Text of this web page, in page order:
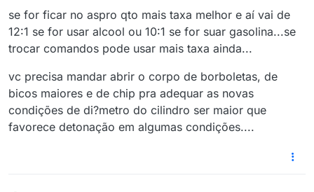
se for ficar no aspro qto mais taxa melhor e aí vai de
12:1 se for usar alcool ou 10:1 se for suar gasolina...se
trocar comandos pode usar mais taxa ainda...
vc precisa mandar abrir o corpo de borboletas, de
bicos maiores e de chip pra adequar as novas
condições de di?metro do cilindro ser maior que
favorece detonação em algumas condições....